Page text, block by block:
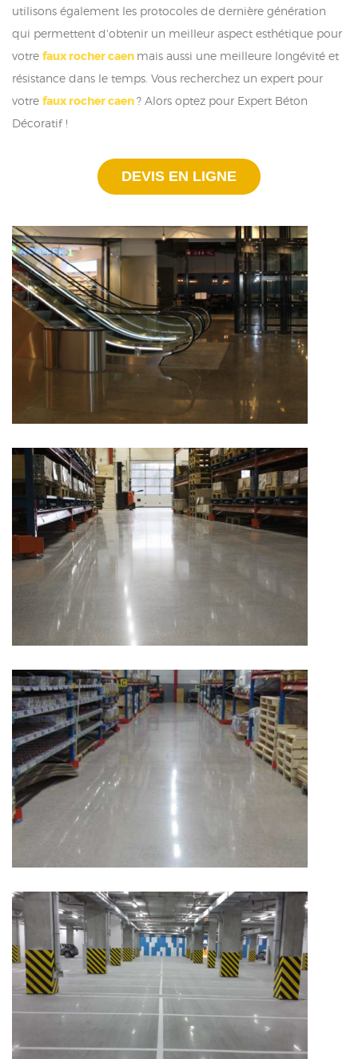
utilisons également les protocoles de dernière génération
qui permettent d'obtenir un meilleur aspect esthétique pour
votre faux rocher caen mais aussi une meilleure longévité et
résistance dans le temps. Vous recherchez un expert pour
votre faux rocher caen? Alors optez pour Expert Béton
Décoratif !
DEVIS EN LIGNE